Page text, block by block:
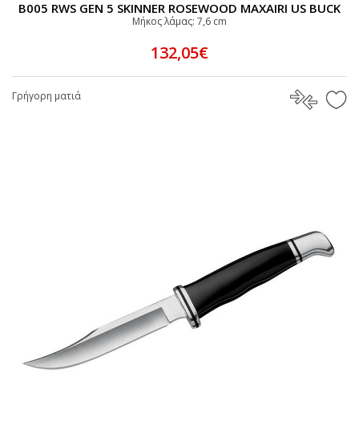
B005 RWS GEN 5 SKINNER ROSEWOOD ΜΑΧAIRI US BUCK
Μήκος λάμας: 7,6 cm
132,05€
Γρήγορη ματιά